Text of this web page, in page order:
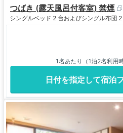
つばき (露天風呂付客室) 禁煙
シングルベッド 2 台およびシングル布団 2
1名あたり（1泊2名利用時
日付を指定して宿泊